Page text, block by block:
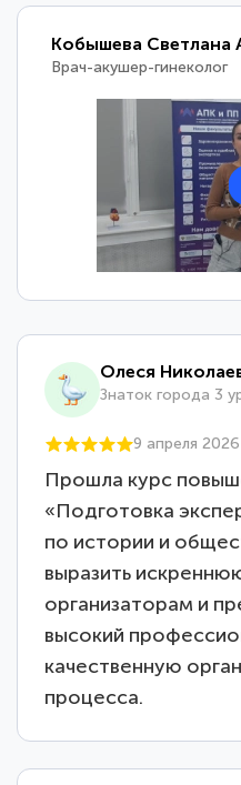
Кобышева Светлана
Врач-акушер-гинеколог
Олеся
Знаток города 3
9 апреля 2026
Прошла курс
«Подготовка
по истории и
выразить
организаторам и
высокий
качественную
процесса.